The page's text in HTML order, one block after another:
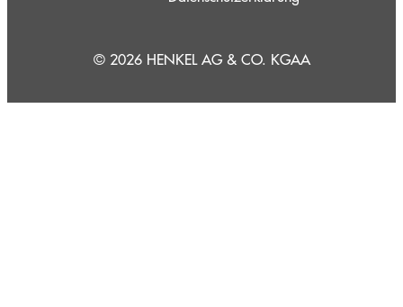
© 2026 HENKEL AG & CO. KGAA